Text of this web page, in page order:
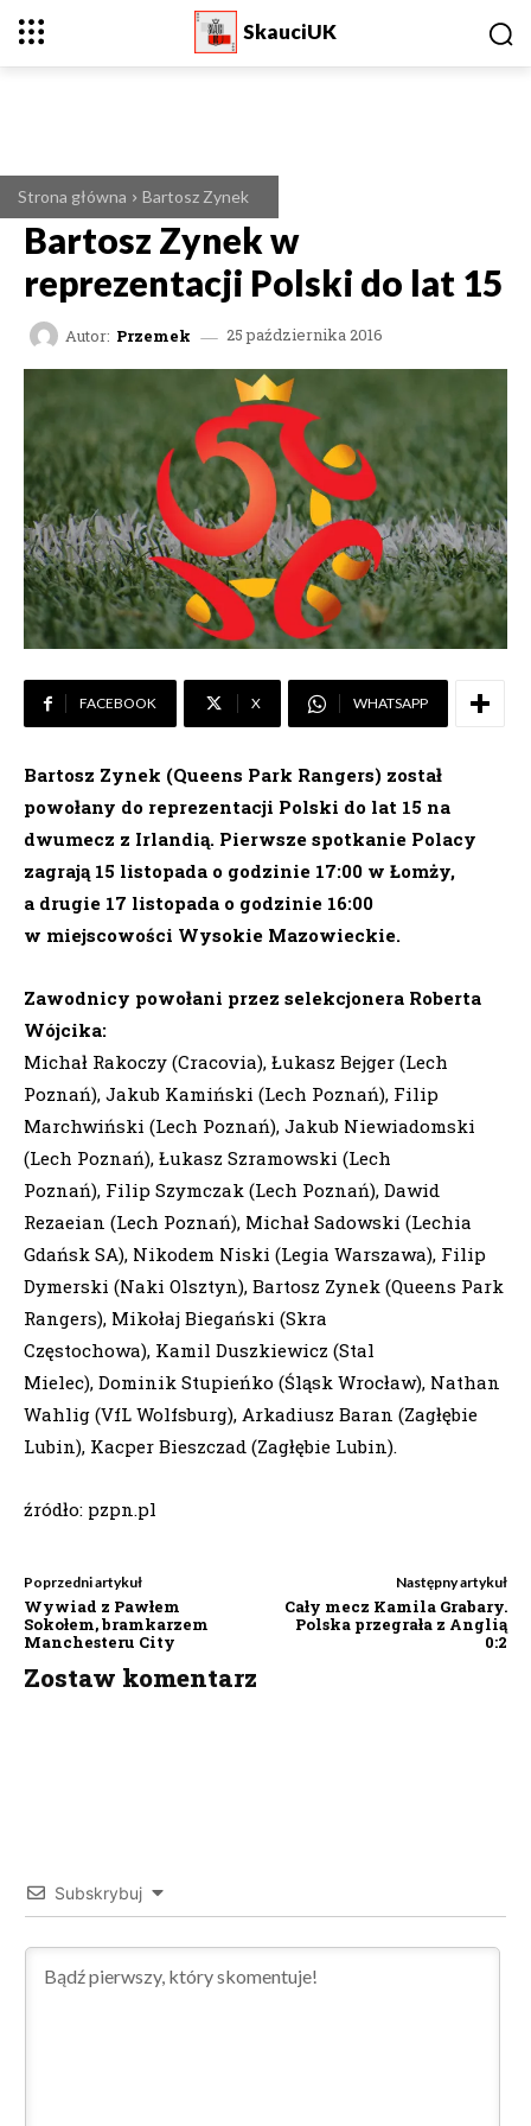
SkauciUK
Strona główna Bartosz Zynek
Bartosz Zynek w
reprezentacji Polski do lat 15
Autor: Przemek 25 października 2016
FACEBOOK X WHATSAPP
Bartosz Zynek (Queens Park Rangers) został
powołany do reprezentacji Polski do lat 15 na
dwumecz z Irlandią. Pierwsze spotkanie Polacy
zagrają 15 listopada o godzinie 17:00 w Łomży,
a drugie 17 listopada o godzinie 16:00
w miejscowości Wysokie Mazowieckie.
Zawodnicy powołani przez selekcjonera Roberta
Wójcika:
Michał Rakoczy (Cracovia), Łukasz Bejger (Lech
Poznań), Jakub Kamiński (Lech Poznań), Filip
Marchwiński (Lech Poznań), Jakub Niewiadomski
(Lech Poznań), Łukasz Szramowski (Lech
Poznań), Filip Szymczak (Lech Poznań), Dawid
Rezaeian (Lech Poznań), Michał Sadowski (Lechia
Gdańsk SA), Nikodem Niski (Legia Warszawa), Filip
Dymerski (Naki Olsztyn), Bartosz Zynek (Queens Park
Rangers), Mikołaj Biegański (Skra
Częstochowa), Kamil Duszkiewicz (Stal
Mielec), Dominik Stupieńko (Śląsk Wrocław), Nathan
Wahlig (VfL Wolfsburg), Arkadiusz Baran (Zagłębie
Lubin), Kacper Bieszczad (Zagłębie Lubin).
źródło: pzpn.pl
Poprzedni artykuł
Wywiad z Pawłem
Sokołem, bramkarzem
Manchesteru City
Następny artykuł
Cały mecz Kamila Grabary.
Polska przegrała z Anglią
0:2
Zostaw komentarz
Subskrybuj